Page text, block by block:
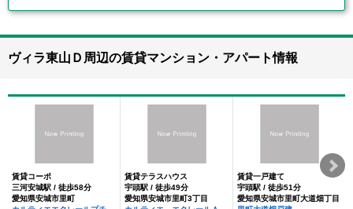
ヴィラ東山Ｄ周辺の賃貸マンション・アパート情報
賃貸コーポ
三河安城駅 / 徒歩58分
愛知県安城市里町
賃貸テラスハウス
宇頭駅 / 徒歩49分
愛知県安城市里町3丁目
賃貸一戸建て
宇頭駅 / 徒歩51分
愛知県安城市里町大道畑丁目